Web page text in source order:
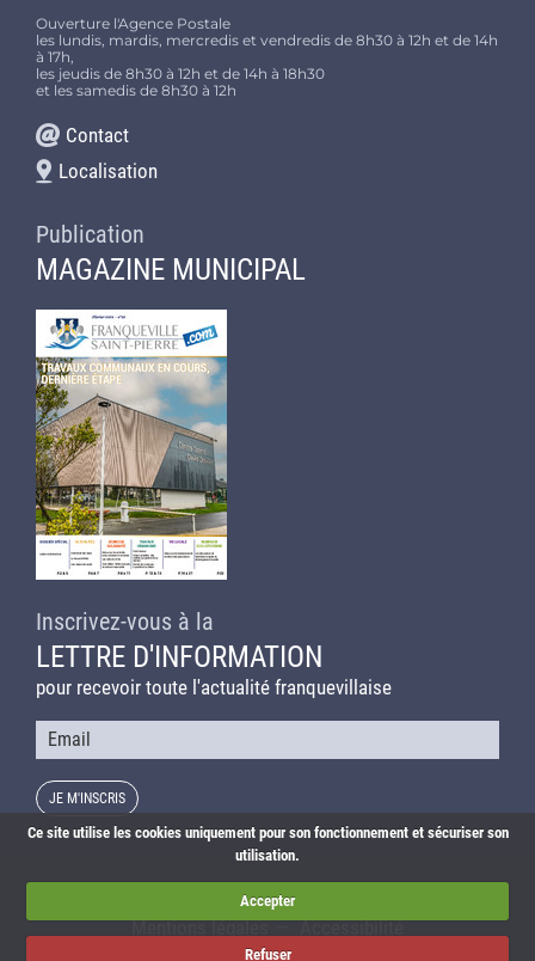
Ce site utilise les cookies uniquement pour son fonctionnement et sécuriser son
utilisation.
Accepter
Refuser
Ouverture l'Agence Postale
les lundis, mardis, mercredis et vendredis de 8h30 à 12h et de 14h
à 17h,
les jeudis de 8h30 à 12h et de 14h à 18h30
et les samedis de 8h30 à 12h
Contact
Localisation
Publication
MAGAZINE MUNICIPAL
Inscrivez-vous à la
LETTRE D'INFORMATION
pour recevoir toute l'actualité franquevillaise
Courriel
Liens utiles
Mentions légales
Accessibilité